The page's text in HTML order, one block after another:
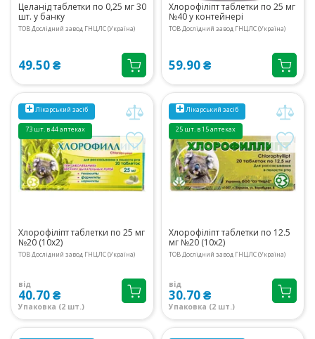
Целанід таблетки по 0,25 мг 30
шт. у банку
ТОВ Дослідний завод ГНЦЛС (Україна)
49.50 ₴
Хлорофіліпт таблетки по 25 мг
№40 у контейнері
ТОВ Дослідний завод ГНЦЛС (Україна)
59.90 ₴
Лікарський засіб
73 шт. в 44 аптеках
Хлорофіліпт таблетки по 25 мг
№20 (10х2)
ТОВ Дослідний завод ГНЦЛС (Україна)
від
40.70 ₴
Упаковка (2 шт.)
Лікарський засіб
25 шт. в 15 аптеках
Хлорофіліпт таблетки по 12.5
мг №20 (10х2)
ТОВ Дослідний завод ГНЦЛС (Україна)
від
30.70 ₴
Упаковка (2 шт.)